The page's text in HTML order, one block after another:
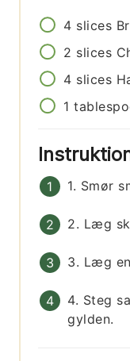
4 slices
2 slices
4 slices
1
1. Smør
2. Læg
3. Læg
4. Steg
gylden.